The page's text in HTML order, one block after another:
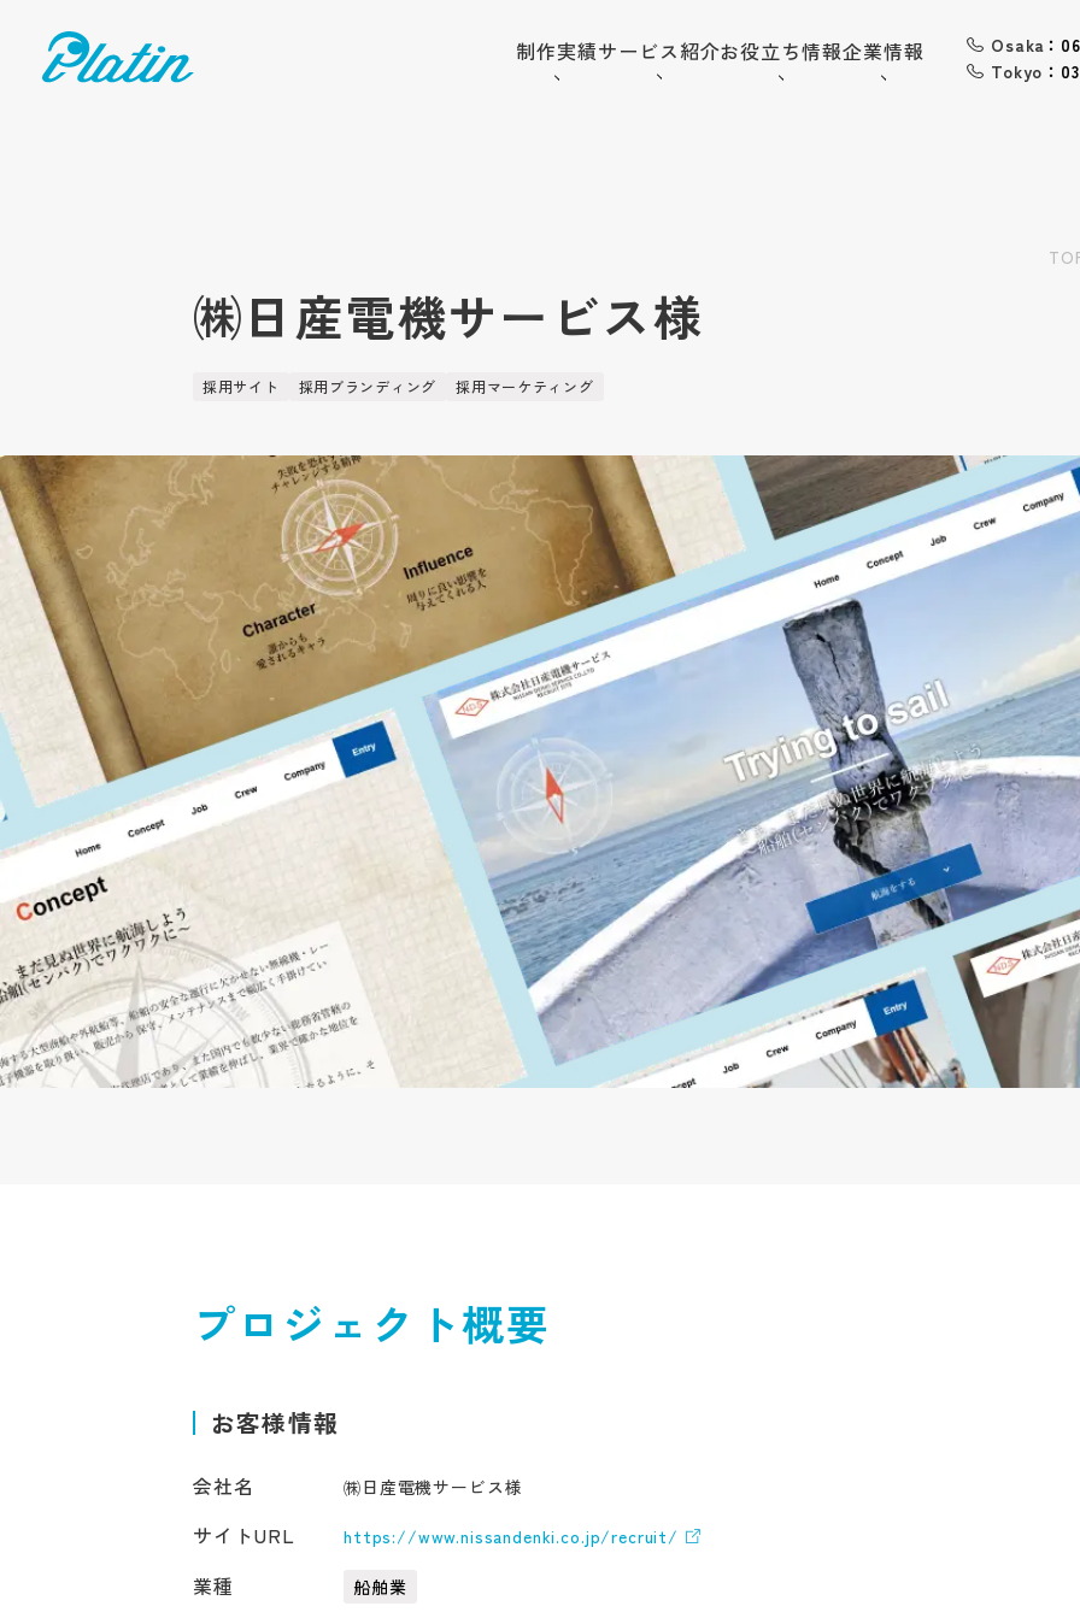
制作実績サービス紹介お役立ち情報企業情報 Osaka ：
Tokyo ：
Osaka：
06-6568-
企業情報
会社概要
代表挨拶
企業文化
アクセス
お知らせ
制作実績
採用サイト
企業サイト
サービス・ブランド・集客サイト
企業動画
etc.
サービス
採用系サービス
採用動画制作
採用パンフレット制作
採用ツール制作
採用支援(コンサルティング・求人媒体)
企業・営業系サービス
YouTube動画制作
企業動画制作
サービスサイト制作
商品サービス紹介動画制作
企業パンフレット制作
営業パンフレット制作
お役立ち情報
よくある質問
採用情報
プライバシーポリシー
㈱日産電機サービス様
採用サイト 採用ブランディング 採用マーケティング
プロジェクト概要
お客様情報
会社名 ㈱日産電機サービス様
サイトURL https://www.nissandenki.co.jp/recruit/
業種 船舶業